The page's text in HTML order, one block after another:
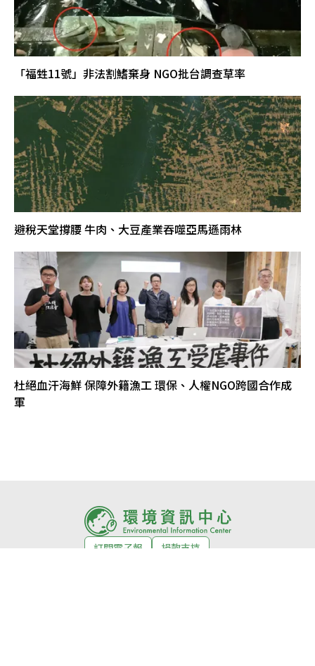
「福甡11號」非法割鰭棄身 NGO批台調查草率
避稅天堂撐腰 牛肉、大豆產業吞噬亞馬遜雨林
杜絕血汗海鮮 保障外籍漁工 環保、人權NGO跨國合作成
軍
訂閱電子報
捐款支持